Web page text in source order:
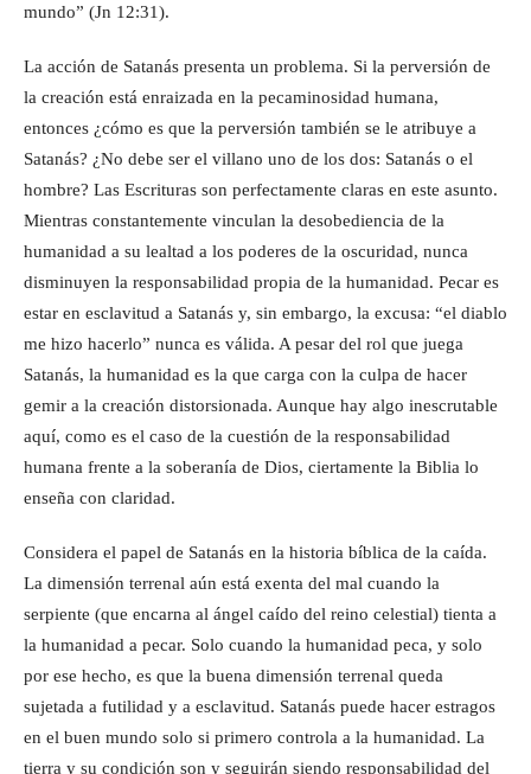
mundo” (Jn 12:31).
La acción de Satanás presenta un problema. Si la perversión de
la creación está enraizada en la pecaminosidad humana,
entonces ¿cómo es que la perversión también se le atribuye a
Satanás? ¿No debe ser el villano uno de los dos: Satanás o el
hombre? Las Escrituras son perfectamente claras en este asunto.
Mientras constantemente vinculan la desobediencia de la
humanidad a su lealtad a los poderes de la oscuridad, nunca
disminuyen la responsabilidad propia de la humanidad. Pecar es
estar en esclavitud a Satanás y, sin embargo, la excusa: “el diablo
me hizo hacerlo” nunca es válida. A pesar del rol que juega
Satanás, la humanidad es la que carga con la culpa de hacer
gemir a la creación distorsionada. Aunque hay algo inescrutable
aquí, como es el caso de la cuestión de la responsabilidad
humana frente a la soberanía de Dios, ciertamente la Biblia lo
enseña con claridad.
Considera el papel de Satanás en la historia bíblica de la caída.
La dimensión terrenal aún está exenta del mal cuando la
serpiente (que encarna al ángel caído del reino celestial) tienta a
la humanidad a pecar. Solo cuando la humanidad peca, y solo
por ese hecho, es que la buena dimensión terrenal queda
sujetada a futilidad y a esclavitud. Satanás puede hacer estragos
en el buen mundo solo si primero controla a la humanidad. La
tierra y su condición son y seguirán siendo responsabilidad del